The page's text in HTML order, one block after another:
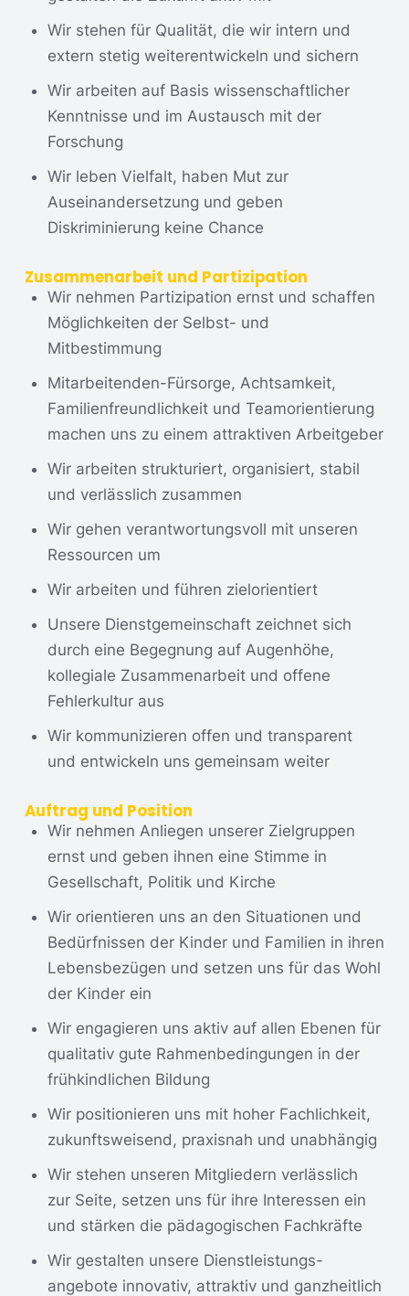
Wir stehen für Qualität, die wir intern und
extern stetig weiter­entwickeln und sichern
Wir arbeiten auf Basis wissen­schaftlicher
Kenntnisse und im Austausch mit der
Forschung
Wir leben Vielfalt, haben Mut zur
Auseinander­setzung und geben
Diskriminierung keine Chance
Zusammenarbeit und Partizipation
Wir nehmen Partizipation ernst und schaffen
Möglichkeiten der Selbst- und
Mitbestimmung
Mitarbeitenden­-Fürsorge, Achtsamkeit,
Familien­freundlichkeit und Team­orientierung
machen uns zu einem attraktiven Arbeitgeber
Wir arbeiten strukturiert, organisiert, stabil
und verlässlich zusammen
Wir gehen verantwortungs­voll mit unseren
Ressourcen um
Wir arbeiten und führen zielorientiert
Unsere Dienst­gemeinschaft zeichnet sich
durch eine Begegnung auf Augenhöhe,
kollegiale Zusammen­arbeit und offene
Fehlerkultur aus
Wir kommunizieren offen und transparent
und entwickeln uns gemeinsam weiter
Auftrag und Position
Wir nehmen Anliegen unserer Ziel­gruppen
ernst und geben ihnen eine Stimme in
Gesellschaft, Politik und Kirche
Wir orientieren uns an den Situationen und
Bedürfnissen der Kinder und Familien in ihren
Lebens­bezügen und setzen uns für das Wohl
der Kinder ein
Wir engagieren uns aktiv auf allen Ebenen für
qualitativ gute Rahmen­bedingungen in der
früh­kindlichen Bildung
Wir positionieren uns mit hoher Fach­lichkeit,
zukunftsweisend, praxisnah und unabhängig
Wir stehen unseren Mitgliedern verlässlich
zur Seite, setzen uns für ihre Interessen ein
und stärken die pädagogischen Fachkräfte
Wir gestalten unsere Dienstleistungs­
angebote innovativ, attraktiv und ganzheitlich